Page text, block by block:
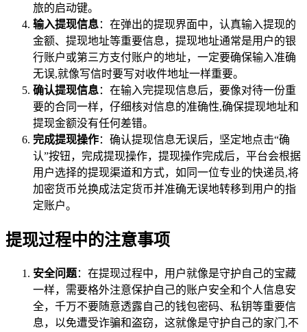
旅的启动键。
输入提现信息：在弹出的提现界面中，认真输入提现的
金额、提现地址等重要信息，提现地址通常是用户的银
行账户或第三方支付账户的地址，一定要确保输入准确
无误,就像写信时要写对收件地址一样重要。
确认提现信息：在输入完提现信息后，要像对待一份重
要的合同一样，仔细核对信息的准确性,确保提现地址和
提现金额没有任何差错。
完成提现操作：确认提现信息无误后，坚定地点击“确
认”按钮，完成提现操作，提现操作完成后，平台会根据
用户选择的提现渠道和方式，如同一位专业的快递员,将
加密货币兑换成法定货币并准确无误地转移到用户的指
定账户。
提现过程中的注意事项
安全问题：在提现过程中，用户就像是守护自己的宝藏
一样，需要格外注意保护自己的账户安全和个人信息安
全，千万不要随意透露自己的钱包密码、私钥等重要信
息，以免遭受诈骗和盗窃，这就像是守护自己的家门,不